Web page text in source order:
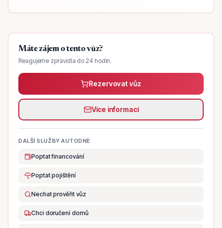
Máte zájem o tento vůz?
Reagujeme zpravidla do 24 hodin.
Rezervovat vůz
Více informací
DALŠÍ SLUŽBY AUTODNE
Poptat financování
Poptat pojištění
Nechat prověřit vůz
Chci doručení domů